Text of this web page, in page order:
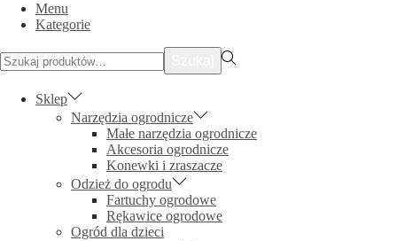
Menu
Kategorie
Szukać:>
Sklep
Narzędzia ogrodnicze
Małe narzędzia ogrodnicze
Akcesoria ogrodnicze
Konewki i zraszacze
Odzież do ogrodu
Fartuchy ogrodowe
Rękawice ogrodowe
Ogród dla dzieci